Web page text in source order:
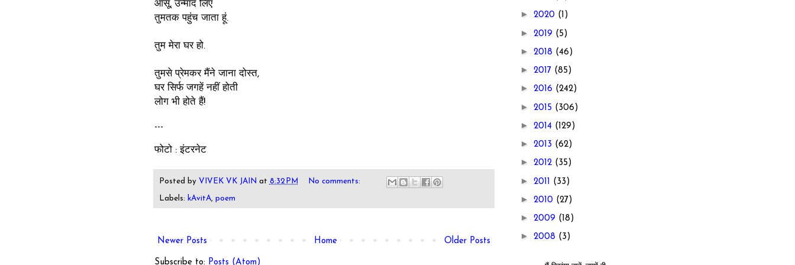
आंसू, उन्माद लिए
तुमतक पहुंच जाता हूं.
तुम मेरा घर हो.
तुमसे प्रेमकर मैंने जाना दोस्त,
घर सिर्फ जगहें नहीं होती
लोग भी होते हैं!
---
फोटो : इंटरनेट
Posted by VIVEK VK JAIN at 8:32 PM No comments:
Labels: kAvitA, poem
Newer Posts Older Posts
Home
Subscribe to: Posts (Atom)
► 2020 (1)
► 2019 (5)
► 2018 (46)
► 2017 (85)
► 2016 (242)
► 2015 (306)
► 2014 (129)
► 2013 (62)
► 2012 (35)
► 2011 (33)
► 2010 (27)
► 2009 (18)
► 2008 (3)